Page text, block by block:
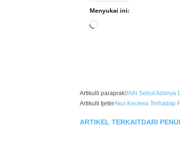
Menyukai ini:
Memuat...
Artikulli paraprakBNN Sebut Adanya
Artikulli tjetërAkui Kecewa Terhadap
ARTIKEL TERKAITDARI